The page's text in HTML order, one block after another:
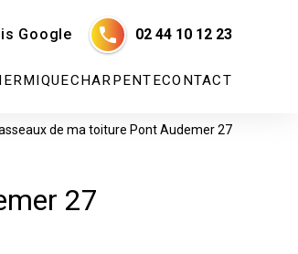
Google 02 44 10 12 23
CHARPENTECONTACT
de ma toiture Pont Audemer 27
27